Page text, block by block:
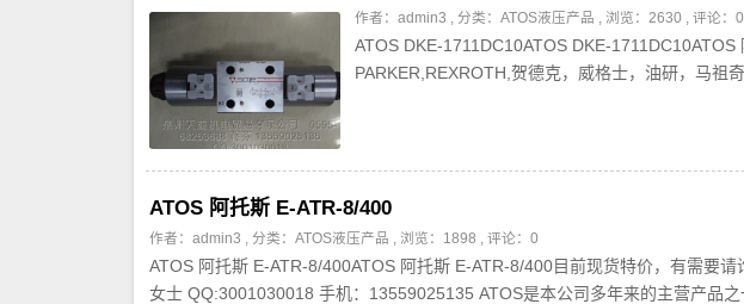
作者：admin3 , 分类： ATOS液压产品 , 浏览：2630 , 评论：0
ATOS DKE-1711DC10ATOS DKE-1711DC10ATOS
PARKER,REXROTH,贺德克，威格士，油研，马祖
ATOS 阿托斯 E-ATR-8/400
作者：admin3 , 分类： ATOS液压产品 , 浏览：1898 , 评论：0
ATOS 阿托斯 E-ATR-8/400ATOS 阿托斯 E-ATR-8/400目前现货特价，有需要
女士 QQ:3001030018 手机：13559025135 ATOS是本公司多年来的主营产品之